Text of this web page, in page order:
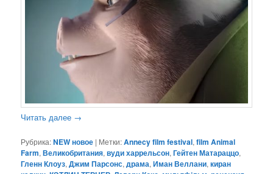
Читать далее →
Рубрика:NEW новое | Метки:Annecy film festival,film Animal
Farm,Великобритания,вуди харрельсон,Гейтен Матараццо,
Гленн Клоуз,Джим Парсонс,драма,Иман Веллани,киран